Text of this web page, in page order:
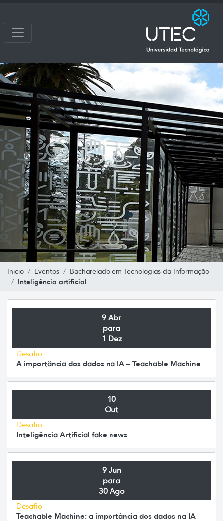
Inicio Eventos Bacharelado em Tecnologias da Informação
Inteligência artificial
9 Abr
para
1 Dez
Desafio
A importância dos dados na IA – Teachable Machine
10
Out
Desafio
Inteligência Artificial fake news
9 Jun
para
30 Ago
Desafio
Teachable Machine: a importância dos dados na IA